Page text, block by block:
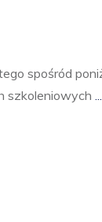
spośród
szkoleniowych